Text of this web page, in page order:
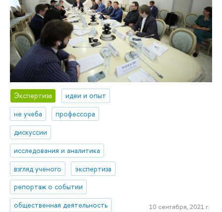
Экспертиза
идеи и опыт
не учеба
профессора
дискуссии
исследования и аналитика
взгляд ученого
экспертиза
репортаж о событии
общественная деятельность
10 сентября, 2021 г.